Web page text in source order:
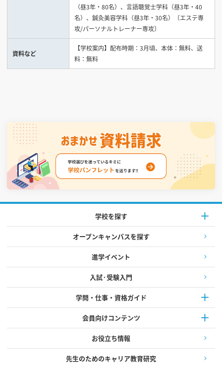
（昼3年・80名）、言語聴覚士学科（昼3年・40
名）、鍼灸美容学科（昼3年・30名）〔エステ専
攻/パーソナルトレーナー専攻〕
資料など
【学校案内】配布時期：3月頃、本体：無料、送
料：無料
学校を探す
オープンキャンパスを探す
進学イベント
入試·受験入門
学問・仕事・資格ガイド
会員向けコンテンツ
お役立ち情報
先生のためのキャリア教育研究